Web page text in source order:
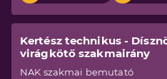
Kertész technikus -
virágkötő szakmairány
NAK szakmai bemutató